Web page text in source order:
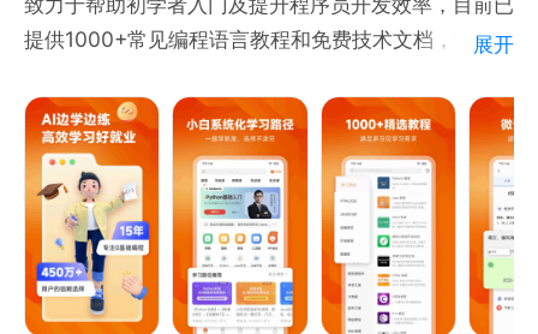
提供1000+常见编程语言教程和免费技术文档，涵盖
程，从这里开始！
主要功能介绍：
【海量教程】涵盖
HTML/Python/CSS/JavaScript/jQuery/C/PHP/Java/
等编程语言，想学的这都有；
【编程微课】为初学者专门打造的游戏式学习课程，随
展开